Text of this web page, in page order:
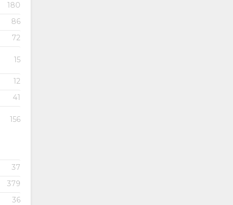
180
86
72
15
12
41
156
37
379
36